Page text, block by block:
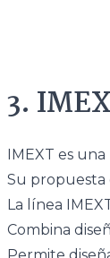
3.
IMEXT es
Su propuesta
La línea
Combina
Permite